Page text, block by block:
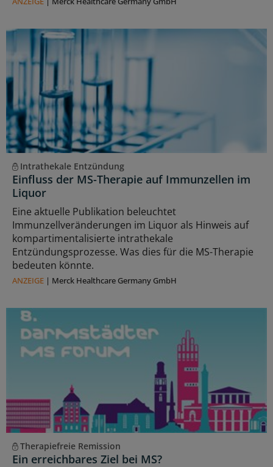
Intrathekale Entzündung
Einfluss der MS-Therapie auf Immunzellen im
Liquor
Eine aktuelle Publikation beleuchtet
Immunzellveränderungen im Liquor als Hinweis auf
kompartimentalisierte intrathekale
Entzündungsprozesse. Was dies für die MS-Therapie
bedeuten könnte.
ANZEIGE | Merck Healthcare Germany GmbH
Therapiefreie Remission
Ein erreichbares Ziel bei MS?